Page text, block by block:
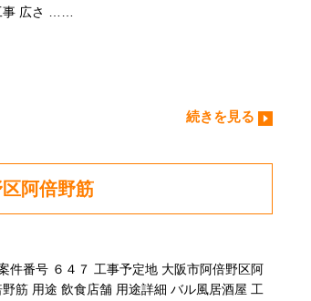
事 広さ ……
続きを見る
阿倍野筋
件番号 ６４７ 工事予定地 大阪市阿倍野区阿
野筋 用途 飲食店舗 用途詳細 バル風居酒屋 工